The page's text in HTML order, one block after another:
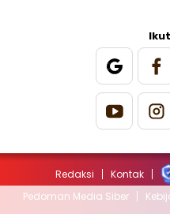
Redaksi Kontak
Pedoman Media Siber